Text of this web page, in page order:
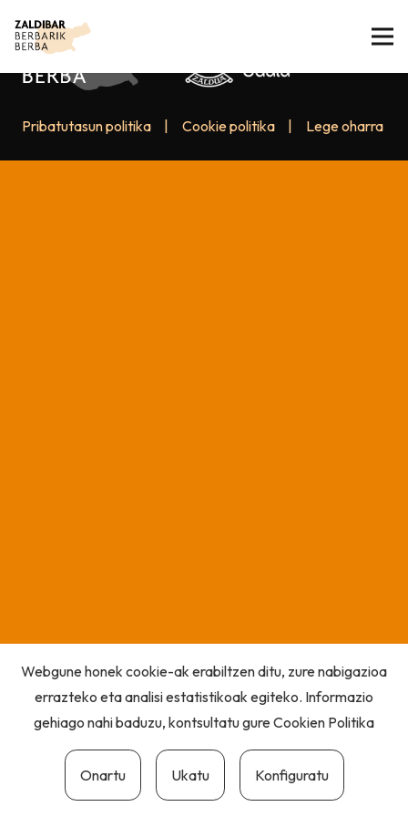
Pribatutasun politika Cookie politika Lege oharra
Webgune honek cookie-ak erabiltzen ditu, zure nabigazioa
errazteko eta analisi estatistikoak egiteko. Informazio
gehiago nahi baduzu, kontsultatu gureCookien Politika
Onartu Ukatu Konfiguratu